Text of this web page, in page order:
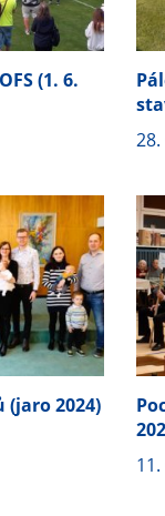
(1. 6.
28.
2024)